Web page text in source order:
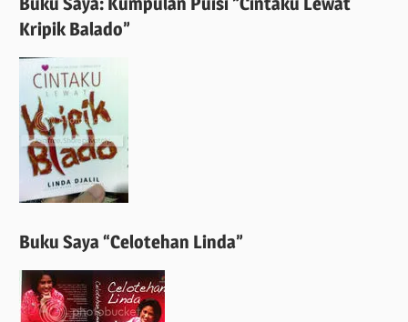
Kripik Balado”
Buku Saya “Celotehan Linda”